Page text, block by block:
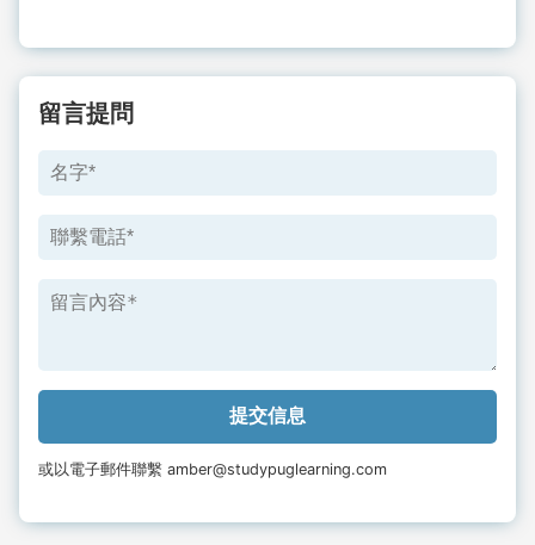
留言提問
或以電子郵件聯繫 amber@studypuglearning.com